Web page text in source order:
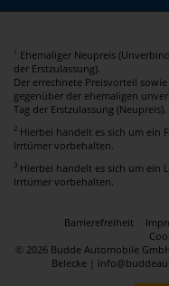
1
Ehemaliger Neupreis
der Erstzulassung).
Der errechnete Preisvorteil
gegenüber der ehemaligen
Tag der Erstzulassung (Neupreis).
2 Hierbei handelt es sich um ein
Irrtümer vorbehalten.
3 Hierbei handelt es sich um ein
Irrtümer vorbehalten.
Barrierefreiheit
© 2026 Budde Automobile
Belecke |